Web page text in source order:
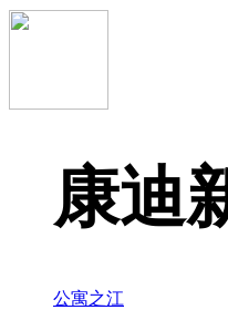
康迪
公寓之江